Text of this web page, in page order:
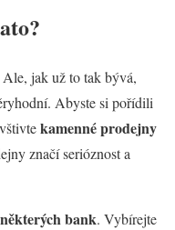
jak už to tak bývá,
Abyste si pořídili
kamenné prodejny
značí serióznost a
některých bank. Vybírejte